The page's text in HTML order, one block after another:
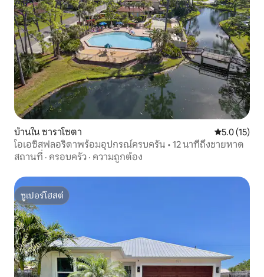
บ้านใน ซาราโซตา คะแนนเฉลี่ย
5.0 (15)
โอเอซิสฟลอริดาพร้อมอุปกรณ์ครบครัน • 12 นาทีถึงชายหาด
สถานที่ · ครอบครัว · ความถูกต้อง
ซูเปอร์โฮสต์
ซูเปอร์โฮสต์